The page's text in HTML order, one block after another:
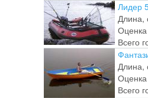
Лидер
Длина,
Оценка
Всего
Длина,
Оценка
Всего